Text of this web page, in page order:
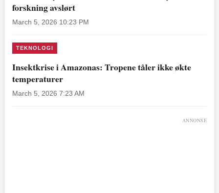
forskning avslørt
March 5, 2026 10:23 PM
TEKNOLOGI
Insektkrise i Amazonas: Tropene tåler ikke økte
temperaturer
March 5, 2026 7:23 AM
ANNONSE